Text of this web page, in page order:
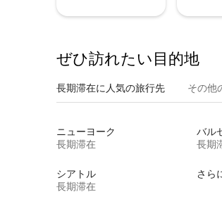
ぜひ訪⁠れ⁠た⁠い目⁠的⁠地
長期滞在に人気の旅行先 その他
ニューヨーク
長期滞在
バル
長期
シアトル
長期滞在
さら